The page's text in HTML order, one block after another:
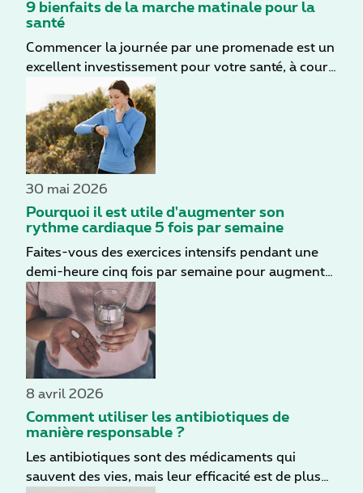
9 bienfaits de la marche matinale pour la
santé
Commencer la journée par une promenade est un
excellent investissement pour votre santé, à court
comme à long terme. Même par temps nuageux,
vous profitez d'une bonne dose de lumière
naturelle. En marchant, vous mettez aussi votre
corps en mouvement en douceur. Besoin d'autres
raisons de vous y mettre ? Découvrez ci-dessous
9 bienfaits de la marche matinale.
30 mai 2026
Pourquoi il est utile d'augmenter son
rythme cardiaque 5 fois par semaine
Faites-vous des exercices intensifs pendant une
demi-heure cinq fois par semaine pour augmenter
votre rythme cardiaque ? C'est le niveau de base
recommandé pour rester en bonne santé. Si vous
souhaitez obtenir un effet optimal, il est préférable
de prolonger la séance de sport un peu plus
longtemps, d’ajouter des exercices de musculation
deux fois par semaine et de veiller à un bon
trouverez ici quelques conseils pour pimenter
8 avril 2026
Comment utiliser les antibiotiques de
manière responsable ?
Les antibiotiques sont des médicaments qui
sauvent des vies, mais leur efficacité est de plus